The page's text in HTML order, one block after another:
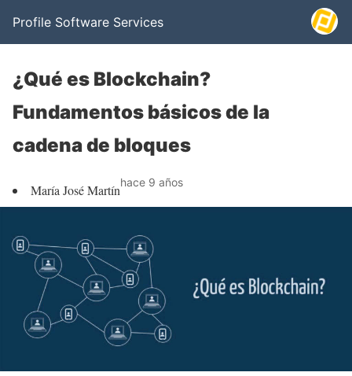
Profile Software Services
¿Qué es Blockchain?
Fundamentos básicos de la
cadena de bloques
María José Martínhace 9 años